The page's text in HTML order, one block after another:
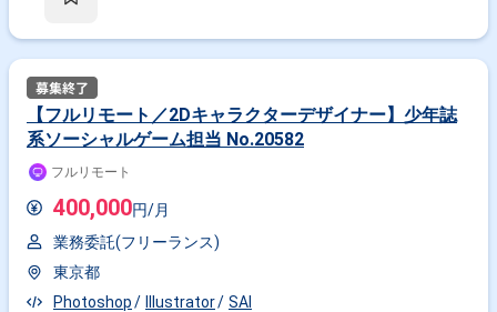
【フルリモート／2Dキャラクターデザイナー】少年誌
系ソーシャルゲーム担当 No.20582
フルリモート
400,000円/月
業務委託(フリーランス)
東京都
Photoshop
Illustrator
SAI